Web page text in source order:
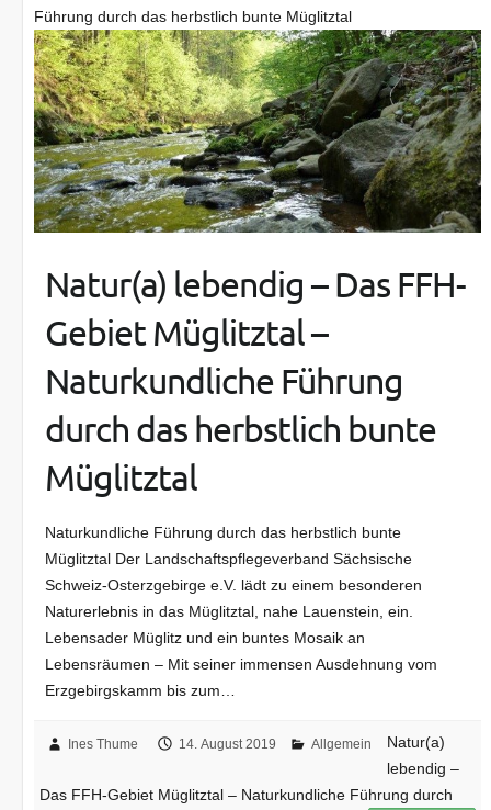
Führung durch das herbstlich bunte Müglitztal
Natur(a) lebendig – Das FFH-
Gebiet Müglitztal –
Naturkundliche Führung
durch das herbstlich bunte
Müglitztal
Naturkundliche Führung durch das herbstlich bunte
Müglitztal Der Landschaftspflegeverband Sächsische
Schweiz-Osterzgebirge e.V. lädt zu einem besonderen
Naturerlebnis in das Müglitztal, nahe Lauenstein, ein.
Lebensader Müglitz und ein buntes Mosaik an
Lebensräumen – Mit seiner immensen Ausdehnung vom
Erzgebirgskamm bis zum…
Ines Thume 14. August 2019 Allgemein
Natur(a)
lebendig –
Das FFH-Gebiet Müglitztal – Naturkundliche Führung durch